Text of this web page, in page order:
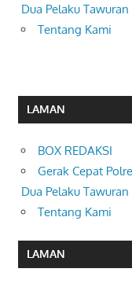
Dua Pelaku
Tentang Kami
LAMAN
BOX REDAKSI
Gerak Cepat
Dua Pelaku
Tentang Kami
LAMAN